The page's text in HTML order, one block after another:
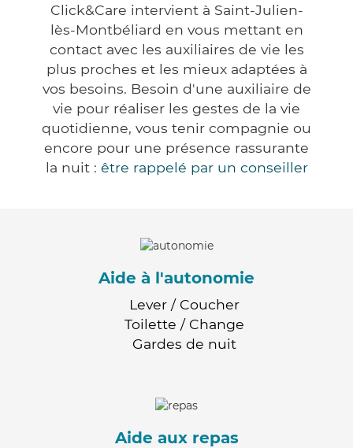
Click&Care intervient à Saint-Julien-
lès-Montbéliard en vous mettant en
contact avec les auxiliaires de vie les
plus proches et les mieux adaptées à
vos besoins. Besoin d'une auxiliaire de
vie pour réaliser les gestes de la vie
quotidienne, vous tenir compagnie ou
encore pour une présence rassurante
la nuit : être rappelé par un conseiller
Aide à l'autonomie
Lever / Coucher
Toilette / Change
Gardes de nuit
Aide aux repas